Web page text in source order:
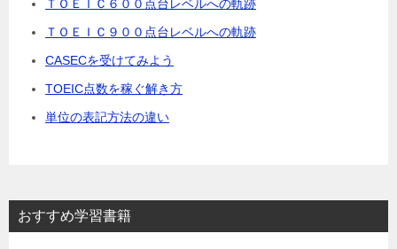
ＴＯＥＩＣ６００点台レベルへの軌跡
ＴＯＥＩＣ９００点台レベルへの軌跡
CASECを受けてみよう
TOEIC点数を稼ぐ解き方
単位の表記方法の違い
おすすめ学習書籍